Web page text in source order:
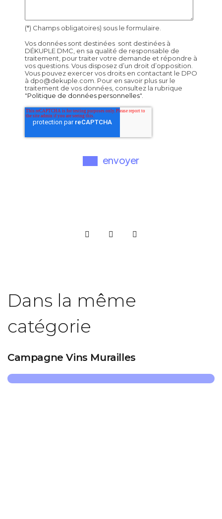
(*) Champs obligatoires) sous le formulaire.
Vos données sont destinées sont destinées à
DÉKUPLE DMC, en sa qualité de responsable de
traitement, pour traiter votre demande et répondre à
vos questions. Vous disposez d’un droit d’opposition.
Vous pouvez exercer vos droits en contactant le DPO
à dpo@dekuple.com. Pour en savoir plus sur le
traitement de vos données, consultez la rubrique
"Politique de données personnelles".
Dans la même
catégorie
Campagne Vins Murailles